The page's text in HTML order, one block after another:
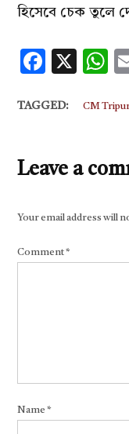
হিসেবে চেক তুলে
X
TAGGED: CM
Leave a
Your email address will
Comment*
Name*